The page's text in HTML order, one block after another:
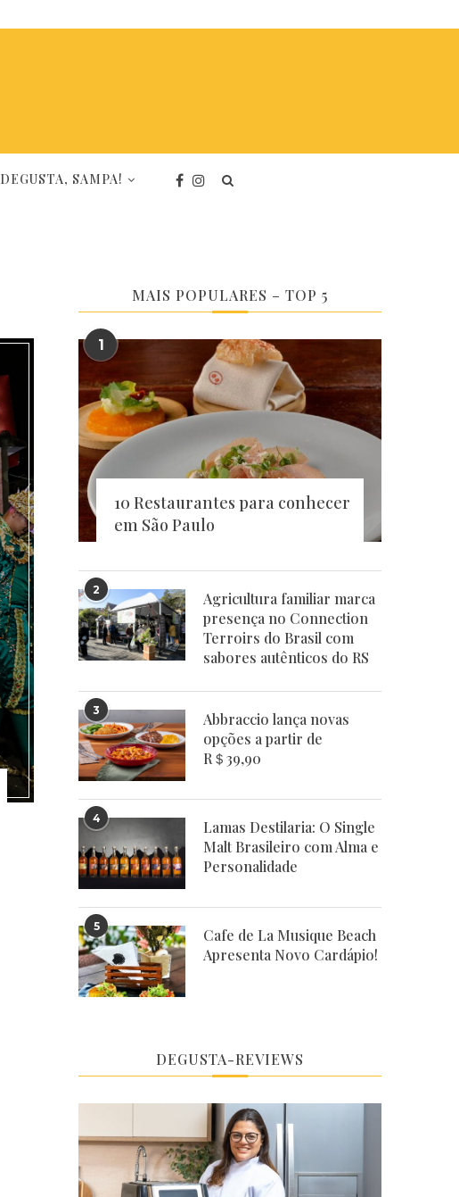
DEGUSTA, SAMPA!
MAIS POPULARES – TOP 5
1
10 Restaurantes para conhecer
em São Paulo
2
Agricultura familiar marca
presença no Connection
Terroirs do Brasil com
sabores autênticos do RS
3
Abbraccio lança novas
opções a partir de
R＄39,90
4
Lamas Destilaria: O Single
Malt Brasileiro com Alma e
Personalidade
5
Cafe de La Musique Beach
Apresenta Novo Cardápio!
DEGUSTA-REVIEWS